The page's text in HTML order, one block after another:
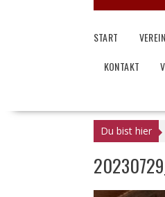
START
KONTAKT
Du bist hier